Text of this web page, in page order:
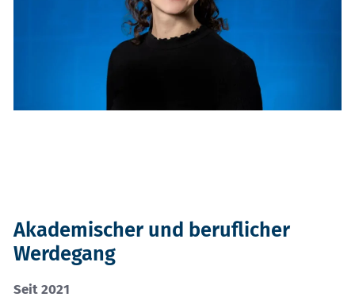
Akademischer und beruflicher
Werdegang
Seit 2021